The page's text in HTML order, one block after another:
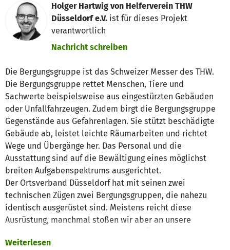
Holger Hartwig von Helferverein THW
Düsseldorf e.V. ist für dieses Projekt
verantwortlich
Nachricht schreiben
Die Bergungsgruppe ist das Schweizer Messer des THW.
Die Bergungsgruppe rettet Menschen, Tiere und
Sachwerte beispielsweise aus eingestürzten Gebäuden
oder Unfallfahrzeugen. Zudem birgt die Bergungsgruppe
Gegenstände aus Gefahrenlagen. Sie stützt beschädigte
Gebäude ab, leistet leichte Räumarbeiten und richtet
Wege und Übergänge her. Das Personal und die
Ausstattung sind auf die Bewältigung eines möglichst
breiten Aufgabenspektrums ausgerichtet.
Der Ortsverband Düsseldorf hat mit seinen zwei
technischen Zügen zwei Bergungsgruppen, die nahezu
identisch ausgerüstet sind. Meistens reicht diese
Ausrüstung, manchmal stoßen wir aber an unsere
dass der Abbruchhammer auf dem Fahrzeug nicht stark
Weiterlesen